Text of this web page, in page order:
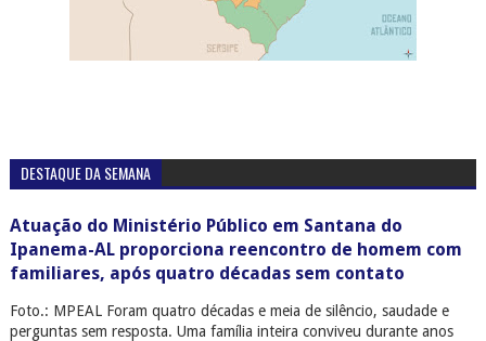
DESTAQUE DA SEMANA
Atuação do Ministério Público em Santana do
Ipanema-AL proporciona reencontro de homem com
familiares, após quatro décadas sem contato
Foto.: MPEAL Foram quatro décadas e meia de silêncio, saudade e
perguntas sem resposta. Uma família inteira conviveu durante anos